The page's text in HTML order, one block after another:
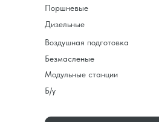
Поршневые
Дизельные
Воздушная подготовка
Безмасленые
Модульные станции
Б/у